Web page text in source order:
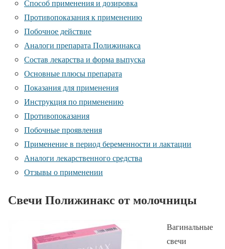
Способ применения и дозировка
Противопоказания к применению
Побочное действие
Аналоги препарата Полижинакса
Состав лекарства и форма выпуска
Основные плюсы препарата
Показания для применения
Инструкция по применению
Противопоказания
Побочные проявления
Применение в период беременности и лактации
Аналоги лекарственного средства
Отзывы о применении
Свечи Полижинакс от молочницы
Вагинальные
свечи